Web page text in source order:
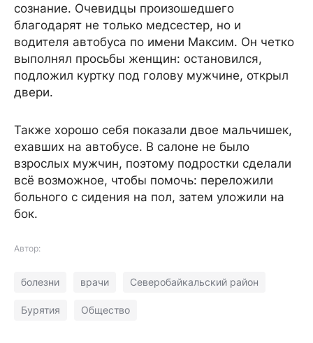
сознание. Очевидцы произошедшего
благодарят не только медсестер, но и
водителя автобуса по имени Максим. Он четко
выполнял просьбы женщин: остановился,
подложил куртку под голову мужчине, открыл
двери.
Также хорошо себя показали двое мальчишек,
ехавших на автобусе. В салоне не было
взрослых мужчин, поэтому подростки сделали
всё возможное, чтобы помочь: переложили
больного с сидения на пол, затем уложили на
бок.
Автор:
болезни врачи Северобайкальский район
Бурятия Общество